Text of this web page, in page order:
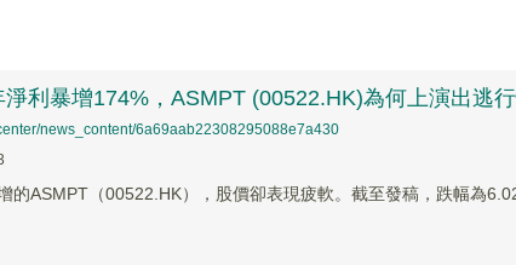
淨利暴增174%，ASMPT (00522.HK)為何上演出逃
news_content/6a69aab22308295088e7a430
的ASMPT（00522.HK），股價卻表現疲軟。截至發稿，跌幅為